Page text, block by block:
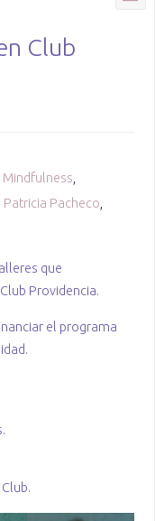
Club
Mindfulness
Patricia Pacheco
que
Providencia.
el programa